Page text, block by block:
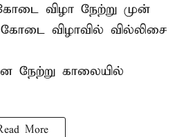
விழா நேற்று முன்
விழாவில் வில்லிசை
நேற்று காலையில்
More